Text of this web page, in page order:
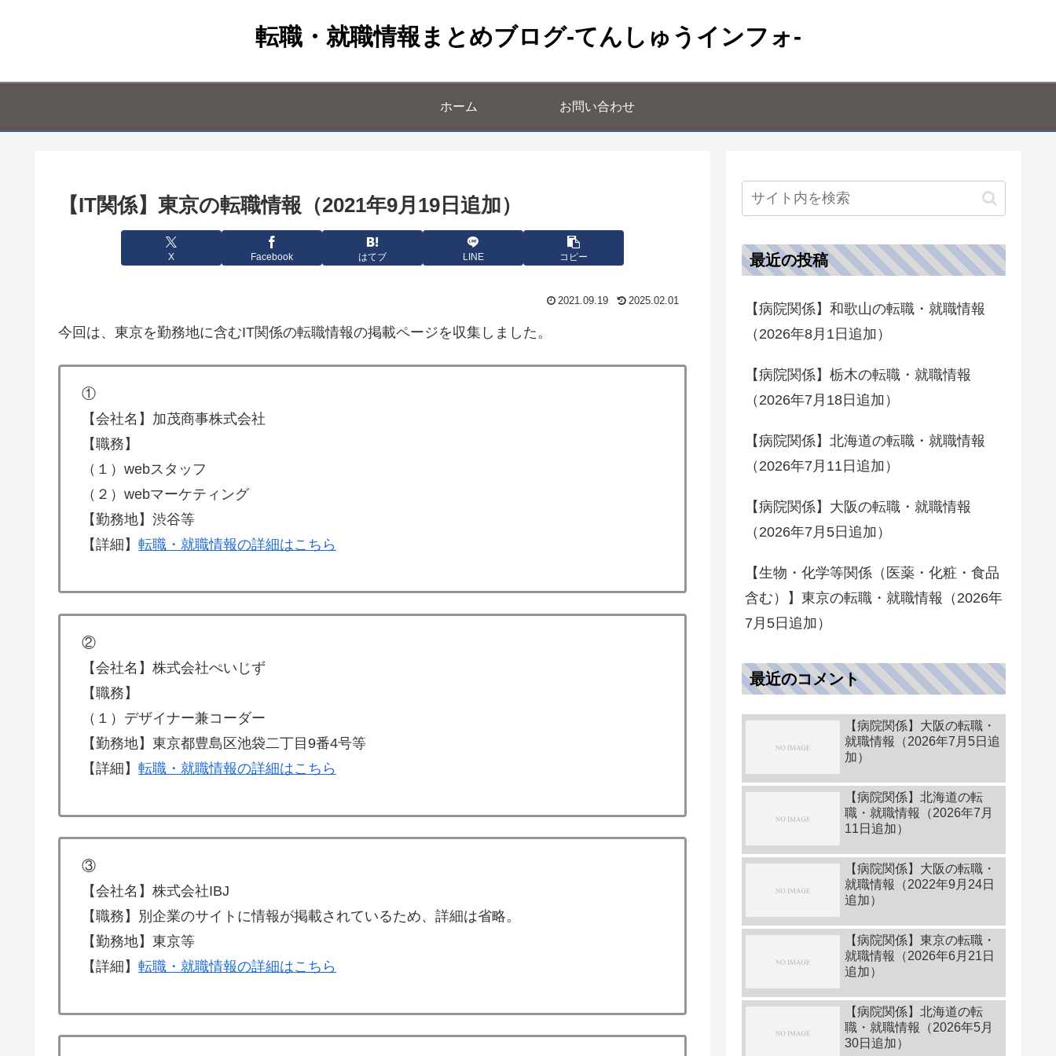
転職・就職情報まとめブログ-てんしゅうインフォ-
ホーム お問い合わせ
【IT関係】東京の転職情報（2021年9月19日追加）
X Facebook はてブ LINE コピー
2021.09.19 2025.02.01
今回は、東京を勤務地に含むIT関係の転職情報の掲載ページを収集しました。
①
【会社名】加茂商事株式会社
【職務】
（１）webスタッフ
（２）webマーケティング
【勤務地】渋谷等
【詳細】 転職・就職情報の詳細はこちら
②
【会社名】株式会社ぺいじず
【職務】
（１）デザイナー兼コーダー
【勤務地】東京都豊島区池袋二丁目9番4号等
【詳細】 転職・就職情報の詳細はこちら
③
【会社名】株式会社IBJ
【職務】別企業のサイトに情報が掲載されているため、詳細は省略。
【勤務地】東京等
【詳細】 転職・就職情報の詳細はこちら
最近の投稿
【病院関係】和歌山の転職・就職情報
（2026年8月1日追加）
【病院関係】栃木の転職・就職情報
（2026年7月18日追加）
【病院関係】北海道の転職・就職情報
（2026年7月11日追加）
【病院関係】大阪の転職・就職情報
（2026年7月5日追加）
【生物・化学等関係（医薬・化粧・食品
含む）】東京の転職・就職情報（2026年
7月5日追加）
最近のコメント
【病院関係】大阪の転職・
就職情報（2026年7月5日追
加）
【病院関係】北海道の転
職・就職情報（2026年7月
11日追加）
【病院関係】大阪の転職・
就職情報（2022年9月24日
追加）
【病院関係】東京の転職・
就職情報（2026年6月21日
追加）
【病院関係】北海道の転
職・就職情報（2026年5月
30日追加）